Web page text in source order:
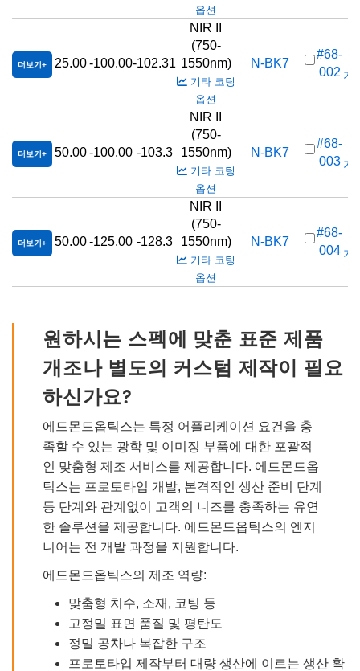
옵션
더보기 25.00-100.00-102.31
NIR II
(750-
1550nm)
기타 코팅
옵션
N-BK7
#68-
002 가
더보기 50.00-100.00 -103.3
NIR II
(750-
1550nm)
기타 코팅
옵션
N-BK7
#68-
003 가
더보기 50.00-125.00 -128.3
NIR II
(750-
1550nm)
기타 코팅
옵션
N-BK7
#68-
004 가
원하시는 스펙에 맞춘 표준 제품
개조나 별도의 커스텀 제작이 필요
하신가요?
에드몬드옵틱스는 특정 어플리케이션 요건을 충
족할 수 있는 광학 및 이미징 부품에 대한 포괄적
인 맞춤형 제조 서비스를 제공합니다. 에드몬드옵
틱스는 프로토타입 개발, 본격적인 생산 준비 단계
등 단계와 관계없이 고객의 니즈를 충족하는 유연
한 솔루션을 제공합니다. 에드몬드옵틱스의 엔지
니어는 전 개발 과정을 지원합니다.
에드몬드옵틱스의 제조 역량:
맞춤형 치수, 소재, 코팅 등
고정밀 표면 품질 및 평탄도
정밀 공차나 복잡한 구조
프로토타입 제작부터 대량 생산에 이르는 생산 확